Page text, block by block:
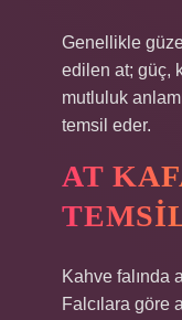
Genellikle
edilen at; güç,
mutluluk
temsil eder.
AT
Kahve falında
Falcılara göre